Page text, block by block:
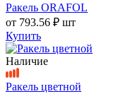
Ракель ORAFOL
от 793.56 ₽ шт
Купить
Наличие
Ракель цветной